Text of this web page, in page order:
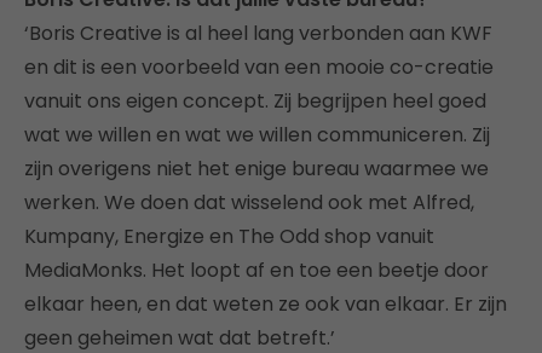
‘Boris Creative is al heel lang verbonden aan KWF
en dit is een voorbeeld van een mooie co-creatie
vanuit ons eigen concept. Zij begrijpen heel goed
wat we willen en wat we willen communiceren. Zij
zijn overigens niet het enige bureau waarmee we
werken. We doen dat wisselend ook met Alfred,
Kumpany, Energize en The Odd shop vanuit
MediaMonks. Het loopt af en toe een beetje door
elkaar heen, en dat weten ze ook van elkaar. Er zijn
geen geheimen wat dat betreft.’